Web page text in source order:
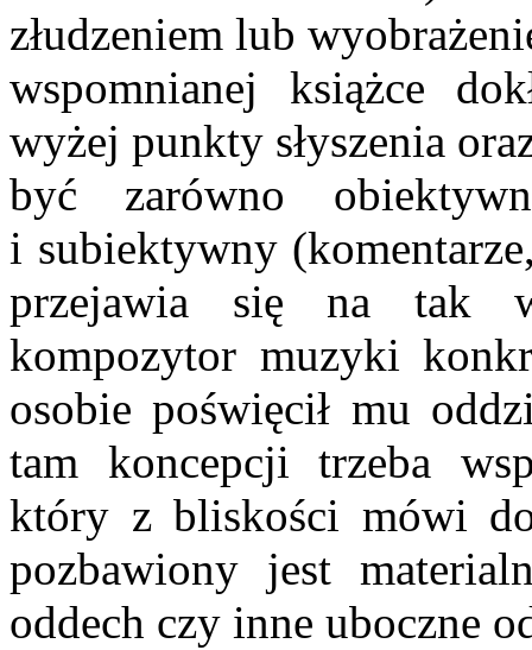
złudzeniem lub
wspomnianej książce
wyżej punkty słyszenia
być zarówno
i subiektywny
przejawia się na tak
kompozytor muzyki
osobie poświęcił mu
tam koncepcji trzeba
który z bliskości mówi
pozbawiony jest
oddech czy inne uboczne